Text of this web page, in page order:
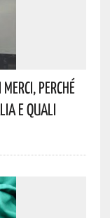
Perché
E Quali